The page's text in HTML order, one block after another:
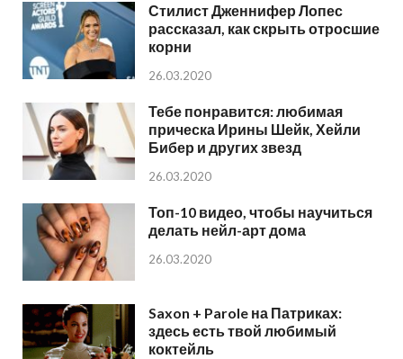
Стилист Дженнифер Лопес
рассказал, как скрыть отросшие
корни
26.03.2020
Тебе понравится: любимая
прическа Ирины Шейк, Хейли
Бибер и других звезд
26.03.2020
Топ-10 видео, чтобы научиться
делать нейл-арт дома
26.03.2020
Saxon + Parole на Патриках:
здесь есть твой любимый
коктейль